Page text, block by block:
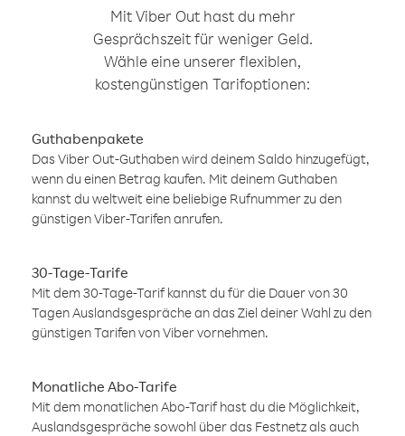
Mit Viber Out hast du mehr
Gesprächszeit für weniger Geld.
Wähle eine unserer flexiblen,
kostengünstigen Tarifoptionen:
Guthabenpakete
Das Viber Out-Guthaben wird deinem Saldo hinzugefügt,
wenn du einen Betrag kaufen. Mit deinem Guthaben
kannst du weltweit eine beliebige Rufnummer zu den
günstigen Viber-Tarifen anrufen.
30-Tage-Tarife
Mit dem 30-Tage-Tarif kannst du für die Dauer von 30
Tagen Auslandsgespräche an das Ziel deiner Wahl zu den
günstigen Tarifen von Viber vornehmen.
Monatliche Abo-Tarife
Mit dem monatlichen Abo-Tarif hast du die Möglichkeit,
Auslandsgespräche sowohl über das Festnetz als auch